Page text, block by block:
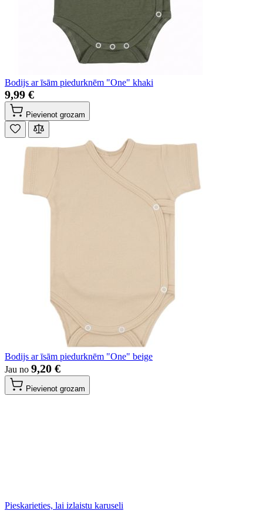
Bodijs ar īsām piedurknēm "One" khaki
9,99 €
Pievienot grozam
Bodijs ar īsām piedurknēm "One" beige
Jau no 9,20 €
Pievienot grozam
Pieskarieties, lai izlaistu karuseli